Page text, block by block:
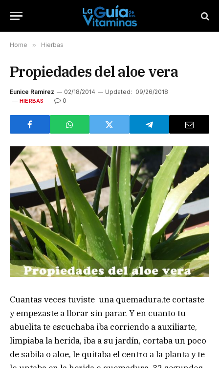
Home » Hierbas
Propiedades del aloe vera
Eunice Ramirez 02/18/2014 Updated: 09/26/2018
HIERBAS 0
Cuantas veces tuviste una quemadura,te cortaste
y empezaste a llorar sin parar. Y en cuanto tu
abuelita te escuchaba iba corriendo a auxiliarte,
limpiaba la herida, iba a su jardín, cortaba un poco
de sabila o aloe, le quitaba el centro a la planta y te